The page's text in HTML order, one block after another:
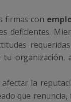
firmas con
deficientes.
afectar la
que